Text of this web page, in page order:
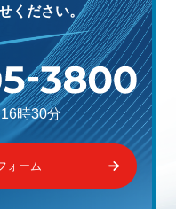
ください。
時30分
ォーム